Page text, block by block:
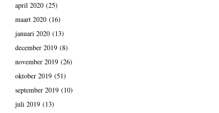
april 2020(25)
maart 2020(16)
januari 2020(13)
december 2019(8)
november 2019(26)
oktober 2019(51)
september 2019(10)
juli 2019(13)